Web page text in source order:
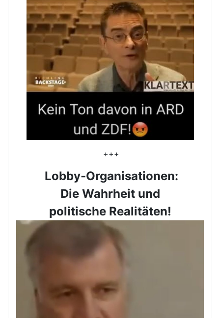
+++
Lobby-Organisationen:
Die Wahrheit und
politische Realitäten!